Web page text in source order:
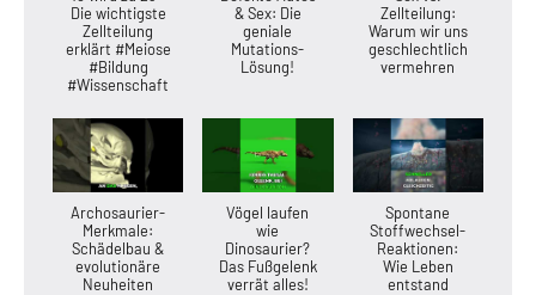
Die wichtigste
Zellteilung
erklärt #Meiose
#Bildung
#Wissenschaft
& Sex: Die
geniale
Mutations-
Lösung!
Zellteilung:
Warum wir uns
geschlechtlich
vermehren
Archosaurier-
Merkmale:
Schädelbau &
evolutionäre
Neuheiten
Vögel laufen
wie
Dinosaurier?
Das Fußgelenk
verrät alles!
Spontane
Stoffwechsel-
Reaktionen:
Wie Leben
entstand